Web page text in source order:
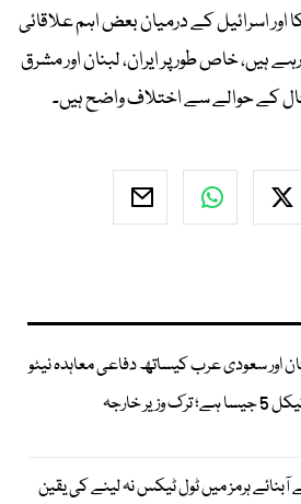
اور اسرائیل کے درمیان بعض اہم علاقائی
ہیں، خاص طور پر ایران، لبنان اور مشرق
کے حوالے سے اختلاف واضح ہیں۔
اور سعودی عرب کیساتھ دفاعی معاہدہ نیٹو
وزیر خارجہ
آبنائے ہرمز میں ٹول ٹیکس نہ لینے کی یقین